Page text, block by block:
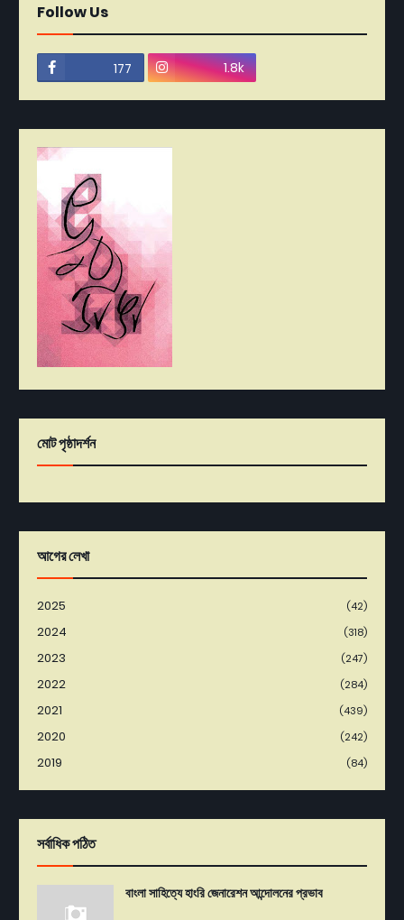
Follow Us
177 1.8k
মোট পৃষ্ঠাদর্শন
আগের লেখা
2025 (42)
2024 (318)
2023 (247)
2022 (284)
2021 (439)
2020 (242)
2019 (84)
সর্বাধিক পঠিত
বাংলা সাহিত্যে হাংরি জেনারেশন আন্দোলনের প্রভাব